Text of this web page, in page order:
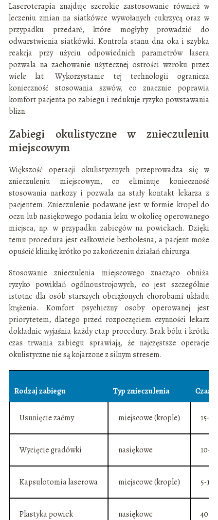
Laseroterapia znajduje szerokie zastosowanie również w
leczeniu zmian na siatkówce wywołanych cukrzycą oraz w
przypadku przedarć, które mogłyby prowadzić do
odwarstwienia siatkówki. Kontrola stanu dna oka i szybka
reakcja przy użyciu odpowiednich parametrów lasera
pozwala na zachowanie użytecznej ostrości wzroku przez
wiele lat. Wykorzystanie tej technologii ogranicza
konieczność stosowania szwów, co znacznie poprawia
komfort pacjenta po zabiegu i redukuje ryzyko powstawania
blizn.
Zabiegi okulistyczne w znieczuleniu
miejscowym
Większość operacji okulistycznych przeprowadza się w
znieczuleniu miejscowym, co eliminuje konieczność
stosowania narkozy i pozwala na stały kontakt lekarza z
pacjentem. Znieczulenie podawane jest w formie kropel do
oczu lub nasiękowego podania leku w okolicę operowanego
miejsca, np. w przypadku zabiegów na powiekach. Dzięki
temu procedura jest całkowicie bezbolesna, a pacjent może
opuścić klinikę krótko po zakończeniu działań chirurga.
Stosowanie znieczulenia miejscowego znacząco obniża
ryzyko powikłań ogólnoustrojowych, co jest szczególnie
istotne dla osób starszych obciążonych chorobami układu
krążenia. Komfort psychiczny osoby operowanej jest
priorytetem, dlatego przed rozpoczęciem czynności lekarz
dokładnie wyjaśnia każdy etap procedury. Brak bólu i krótki
czas trwania zabiegu sprawiają, że najczęstsze operacje
okulistyczne nie są kojarzone z silnym stresem.
Rodzaj zabiegu Typ znieczulenia Czas
Usunięcie zaćmy miejscowe (krople) 15-
Wycięcie gradówki nasiękowe 10-
Kapsulotomia laserowa miejscowe (krople) 5-10
Plastyka powiek nasiękowe 40-